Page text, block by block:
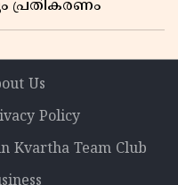
പ്രതികരണം
Us
Policy
Kvartha Team Club